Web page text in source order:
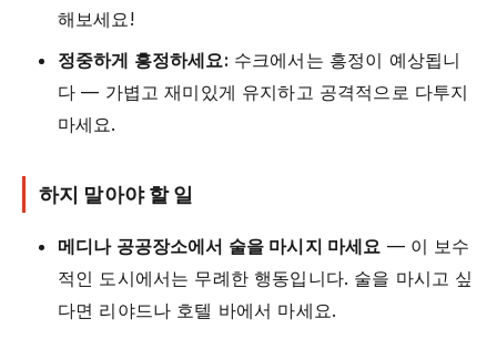
해보세요!
정중하게 흥정하세요: 수크에서는 흥정이 예상됩니
다 — 가볍고 재미있게 유지하고 공격적으로 다투지
마세요.
하지 말아야 할 일
메디나 공공장소에서 술을 마시지 마세요 — 이 보수
적인 도시에서는 무례한 행동입니다. 술을 마시고 싶
다면 리야드나 호텔 바에서 마세요.